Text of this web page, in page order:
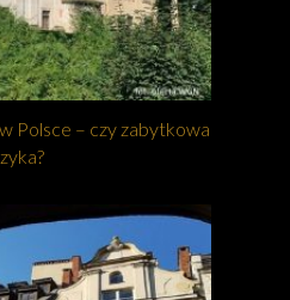
Polsce – czy zabytkowa